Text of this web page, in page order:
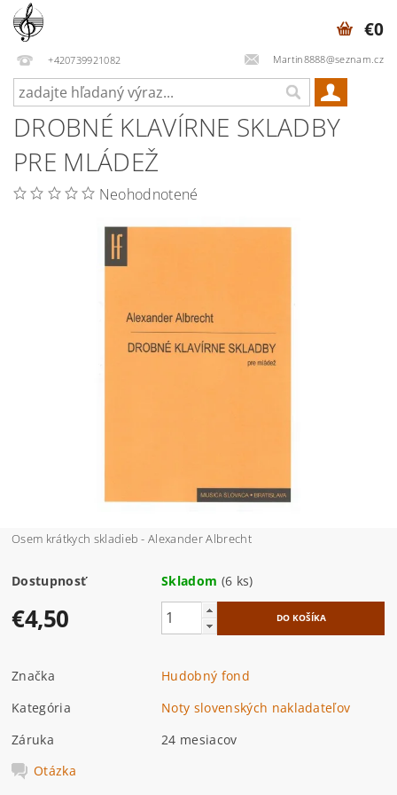
+420739921082 Martin8888@seznam.cz
€0
DROBNÉ KLAVÍRNE SKLADBY
PRE MLÁDEŽ
Neohodnotené
Osem krátkych skladieb - Alexander Albrecht
Dostupnosť Skladom (6 ks)
€4,50
Značka
Hudobný fond
Kategória
Noty slovenských nakladateľov
Záruka
24 mesiacov
Otázka